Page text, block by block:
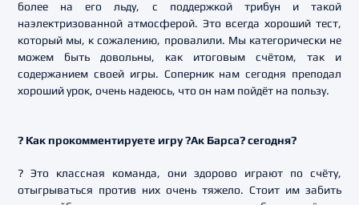
более на его льду, с поддержкой трибун и такой
наэлектризованной атмосферой. Это всегда хороший тест,
который мы, к сожалению, провалили. Мы категорически не
можем быть довольны, как итоговым счётом, так и
содержанием своей игры. Соперник нам сегодня преподал
хороший урок, очень надеюсь, что он нам пойдёт на пользу.
? Как прокомментируете игру ?Ак Барса? сегодня?
? Это классная команда, они здорово играют по счёту,
отыгрываться против них очень тяжело. Стоит им забить